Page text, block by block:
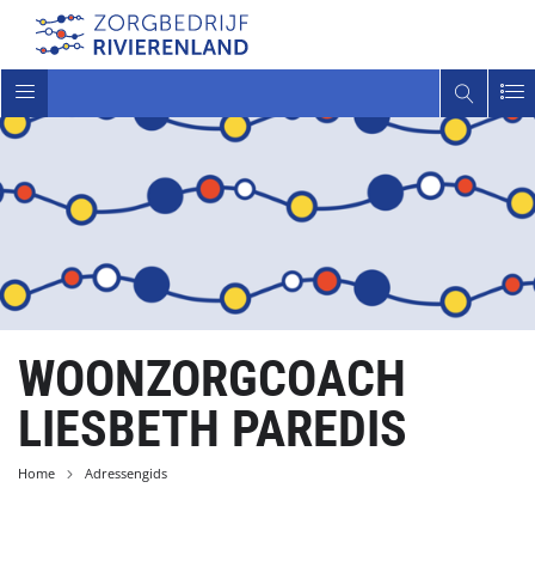
Toggle
navigatie
WOONZORGCOACH
LIESBETH PAREDIS
Home Adressengids